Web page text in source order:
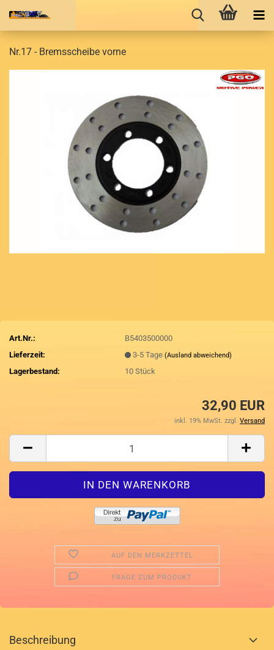
Nr.17 - Bremsscheibe vorne
Art.Nr.:
B5403500000
Lieferzeit:
3-5 Tage(Ausland abweichend)
Lagerbestand: 10Stück
32,90 EUR
inkl. 19% MwSt. zzgl. Versand
AUF DEN MERKZETTEL
FRAGE ZUM PRODUKT
Beschreibung